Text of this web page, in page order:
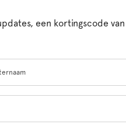
een kortingscode